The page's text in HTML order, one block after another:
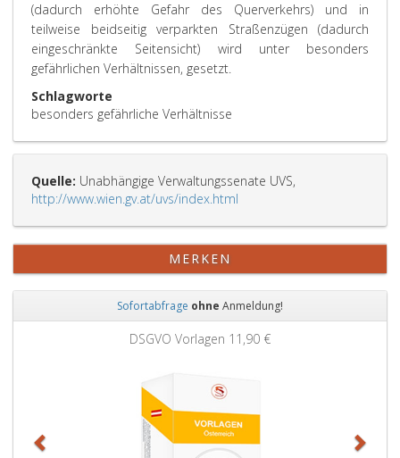
(dadurch erhöhte Gefahr des Querverkehrs) und in
teilweise beidseitig verparkten Straßenzügen (dadurch
eingeschränkte Seitensicht) wird unter besonders
gefährlichen Verhältnissen, gesetzt.
Schlagworte
besonders gefährliche Verhältnisse
Quelle: Unabhängige Verwaltungssenate UVS,
http://www.wien.gv.at/uvs/index.html
MERKEN
Sofortabfrage ohne Anmeldung!
DSGVO Vorlagen 11,90 €